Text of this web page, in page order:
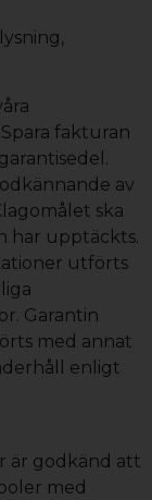
fakturan
av
ska
har upptäckts.
utförts
Garantin
med annat
enligt
är godkänd att
med